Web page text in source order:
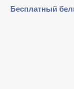
Бесплатный